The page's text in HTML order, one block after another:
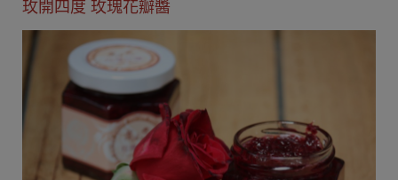
玫開四度 玫瑰花瓣醬